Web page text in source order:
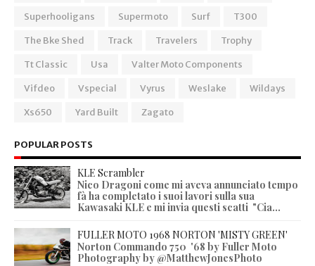
Superhooligans
Supermoto Surf
T300
The Bke Shed
Track Travelers
Trophy
Tt Classic
Usa
Valter Moto Components
Vifdeo
Vspecial Vyrus Weslake
Wildays
Xs650
Yard Built Zagato
POPULAR POSTS
KLE Scrambler
Nico Dragoni come mi aveva annunciato tempo
fà ha completato i suoi lavori sulla sua
Kawasaki KLE e mi invia questi scatti "Cia...
FULLER MOTO 1968 NORTON 'MISTY GREEN'
Norton Commando 750 '68 by Fuller Moto
Photography by @MatthewJonesPhoto